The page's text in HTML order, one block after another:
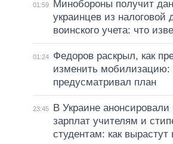
01:59
Минобороны получит
украинцев из налоговой
воинского учета: что
01:24
Федоров раскрыл, как
изменить мобилизацию:
предусматривал план
23:45
В Украине
зарплат учителям и
студентам: как